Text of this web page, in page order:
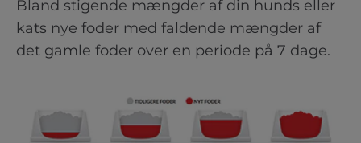
Bland stigende mængder af din hunds eller
kats nye foder med faldende mængder af
det gamle foder over en periode på 7 dage.